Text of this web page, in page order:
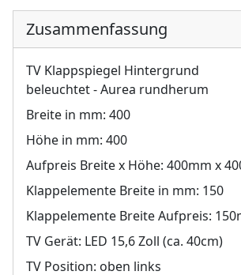
Zusammenfassung
TV Klappspiegel Hintergrund
beleuchtet - Aurea rundherum
Breite in mm: 400
Höhe in mm: 400
Aufpreis Breite x Höhe: 400mm x
Klappelemente Breite in mm: 150
Klappelemente Breite Aufpreis:
TV Gerät: LED 15,6 Zoll (ca. 40cm)
TV Position: oben links